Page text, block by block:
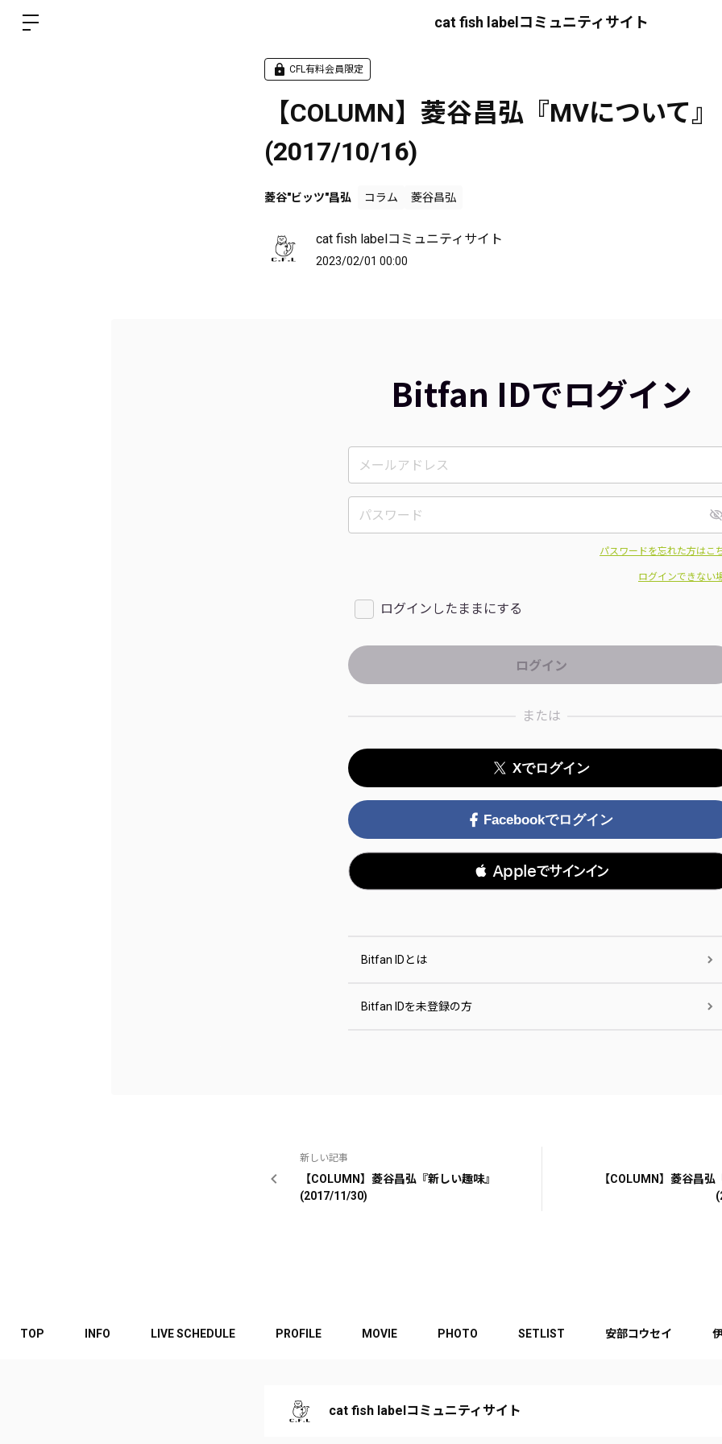
cat fish labelコミュニティサイト
CFL有料会員限定
【COLUMN】菱谷昌弘『MVについて』
(2017/10/16)
菱谷"ビッツ"昌弘 コラム 菱谷昌弘
cat fish labelコミュニティサイト
2023/02/01 00:00
Bitfan IDでログイン
パスワードを忘れた方はこ
ログインできない
ログインしたままにする
または
Xでログイン
Facebookでログイン
 Appleでサインイン
Bitfan IDとは
Bitfan IDを未登録の方
新しい記事
【COLUMN】菱谷昌弘『新しい趣味』
(2017/11/30)
【COLUMN】菱谷昌弘
TOP INFO LIVE SCHEDULE PROFILE MOVIE PHOTO SETLIST 安部コウセイ
cat fish labelコミュニティサイト